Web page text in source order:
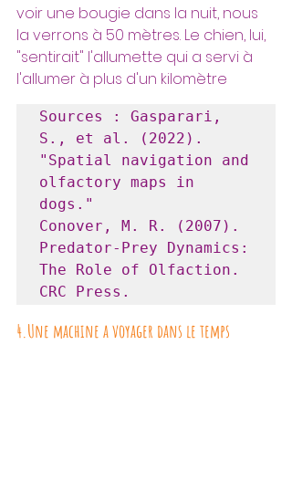
voir une bougie dans la nuit, nous
la verrons à 50 mètres. Le chien, lui,
"sentirait" l'allumette qui a servi à
l'allumer à plus d'un kilomètre
Sources : Gasparari,
S., et al. (2022).
"Spatial navigation and
olfactory maps in
dogs."
Conover, M. R. (2007).
Predator-Prey Dynamics:
The Role of Olfaction.
CRC Press.
4.Une machine a voyager dans le temps